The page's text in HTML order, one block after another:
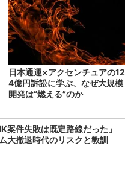
日本通運×アクセンチュアの12
4億円訴訟に学ぶ、なぜ大規模
開発は“燃える”のか
案件失敗は既定路線だった」
大撤退時代のリスクと教訓